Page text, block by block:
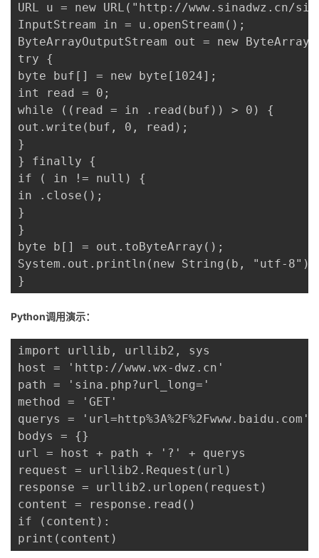
课
程
的
认
证
我
的
实
验
我
的
收
藏
持建
议
URL u = new URL("http://
InputStream in = u.openStream();
ByteArrayOutputStream out = new
try {
byte buf[] = new byte[1024];
int read = 0;
while ((read = in .read(buf)) > 0) {
out.write(buf, 0, read);
}
} finally {
if ( in != null) {
in .close();
}
}
byte b[] = out.toByteArray();
System.out.println(new String(b, "utf-
}
Python调用演示：
import urllib, urllib2, sys
host = 'http://www.wx-dwz.cn'
path = 'sina.php?url_long='
method = 'GET'
querys = 'url=http%3A%2F%2Fwww.baidu.com'
bodys = {}
url = host + path + '?' + querys
request = urllib2.Request(url)
response = urllib2.urlopen(request)
content = response.read()
if (content):
print(content)